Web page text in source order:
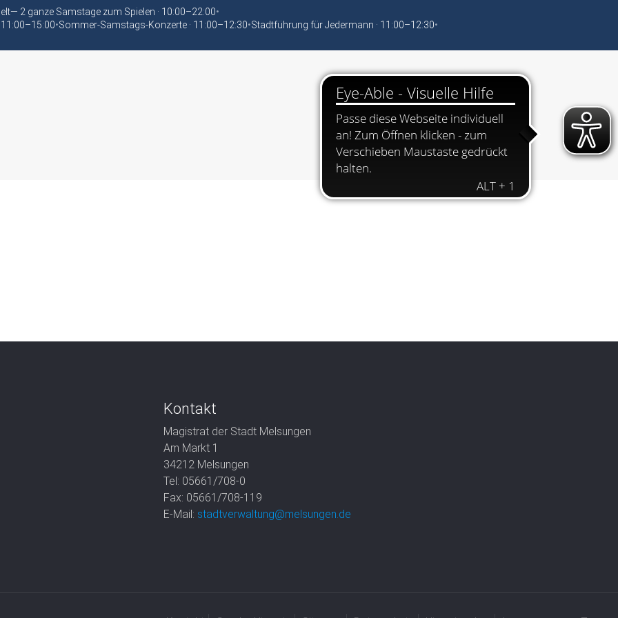
2 ganze Samstage zum Spielen · 10:00–22:00•
•Sommer-Samstags-Konzerte · 11:00–12:30•Stadtführung für Jedermann · 11:00–12:30•
Kontakt
Magistrat der Stadt Melsungen
Am Markt 1
34212 Melsungen
Tel: 05661/708-0
Fax: 05661/708-119
E-Mail: stadtverwaltung@melsungen.de